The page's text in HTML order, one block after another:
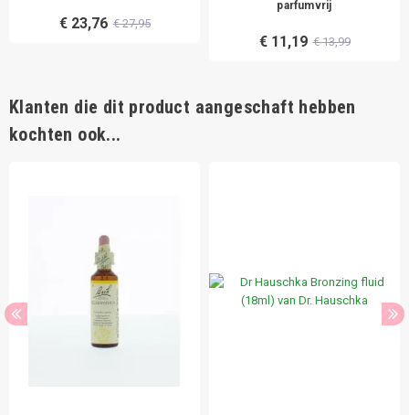
€ 23,76 € 27,95
parfumvrij
€ 11,19 € 13,99
Klanten die dit product aangeschaft hebben
kochten ook...